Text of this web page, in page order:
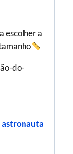
escolher a
do-
astronauta